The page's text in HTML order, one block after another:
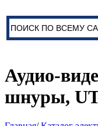
Аудио-
шнуры,